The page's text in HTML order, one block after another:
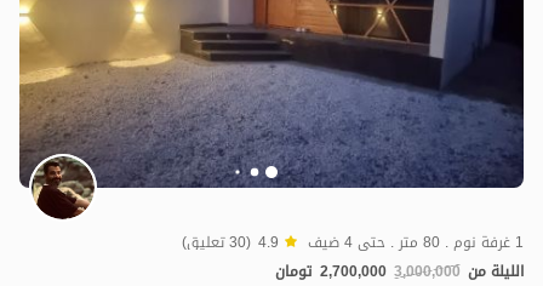
1 غرفة نوم . 80 متر . حتى 4 ضيف 4.9 (30 تعليق)
الليلة من 3,000,000
2,700,000 تومان